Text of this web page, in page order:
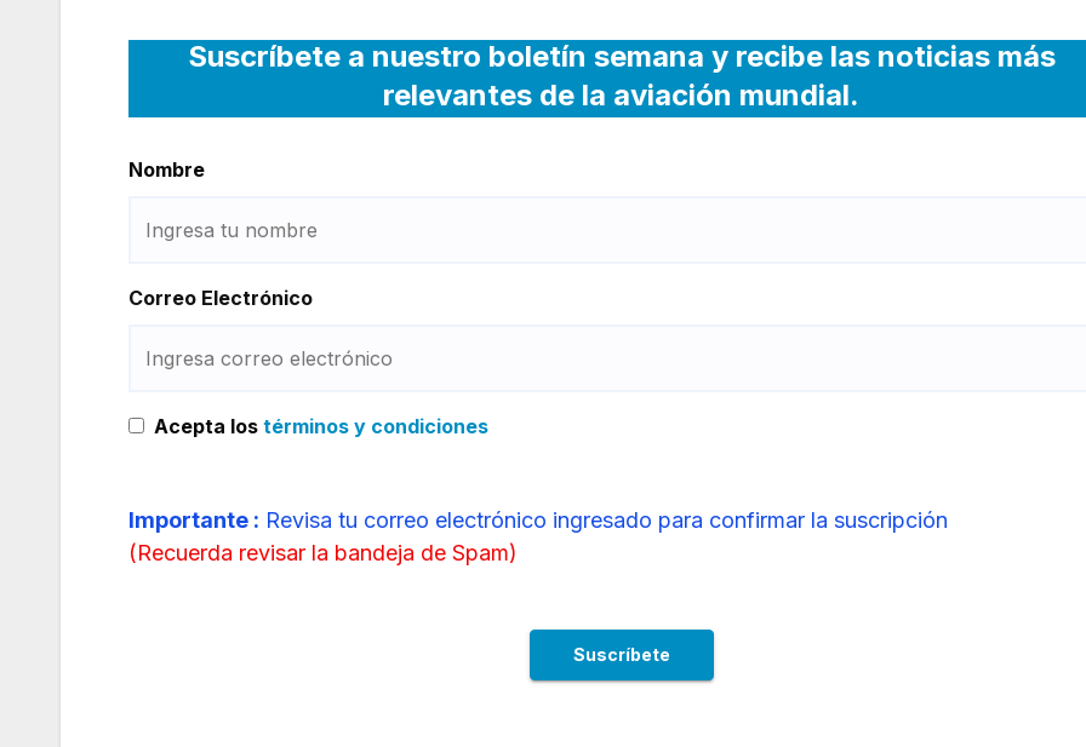
Suscríbete a nuestro boletín semana y recibe las noticias más
relevantes de la aviación mundial.
Nombre
Correo Electrónico
Acepta los términos y condiciones
Importante : Revisa tu correo electrónico ingresado para confirmar la suscripción
(Recuerda revisar la bandeja de Spam)